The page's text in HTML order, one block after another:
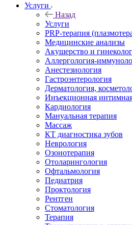
Услуги
Назад
Услуги
PRP-терапия
Медицинские анализы
Акушерство и
Аллергология-
Анестезиология
Гастроэнтерология
Дерматология,
Инъекционная
Кардиология
Мануальная терапия
Массаж
КТ диагностика зубов
Неврология
Озонотерапия
Отоларингология
Офтальмология
Педиатрия
Проктология
Рентген
Стоматология
Терапия